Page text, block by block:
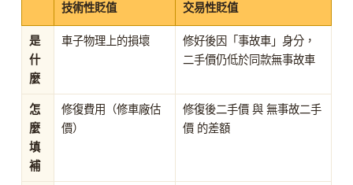
技術性貶值 交易性貶值
是
什
麼
車子物理上的損壞
修好後因「事故車」身分，
二手價仍低於同款無事故車
怎
麼
填
補
修復費用（修車廠估
價）
修復後二手價 與 無事故二手
價 的差額